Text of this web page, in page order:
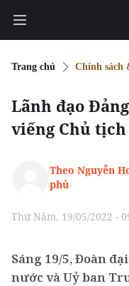
Trang chủ Chính sách
Lãnh đạo
viếng Chủ
Theo Nguyễn
phủ
Thứ Năm, 19/05/2022 -
Sáng 19/5, Đoàn
nước và Uỷ ban